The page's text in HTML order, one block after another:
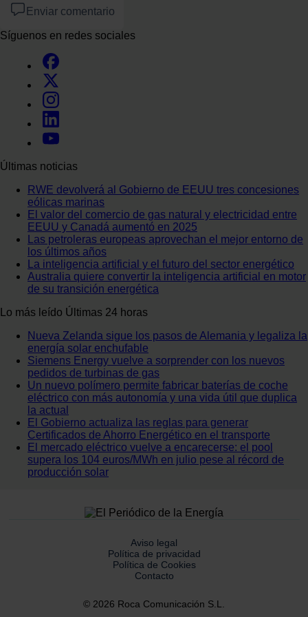
Enviar comentario
Síguenos en redes sociales
Últimas noticias
RWE devolverá al Gobierno de EEUU tres concesiones
eólicas marinas
El valor del comercio de gas natural y electricidad entre
EEUU y Canadá aumentó en 2025
Las petroleras europeas aprovechan el mejor entorno de
los últimos años
La inteligencia artificial y el futuro del sector energético
Australia quiere convertir la inteligencia artificial en motor
de su transición energética
Lo más leído Últimas 24 horas
Nueva Zelanda sigue los pasos de Alemania y legaliza la
energía solar enchufable
Siemens Energy vuelve a sorprender con los nuevos
pedidos de turbinas de gas
Un nuevo polímero permite fabricar baterías de coche
eléctrico con más autonomía y una vida útil que duplica
la actual
El Gobierno actualiza las reglas para generar
Certificados de Ahorro Energético en el transporte
El mercado eléctrico vuelve a encarecerse: el pool
supera los 104 euros/MWh en julio pese al récord de
producción solar
Aviso legal
Política de privacidad
Política de Cookies
Contacto
© 2026 Roca Comunicación S.L.